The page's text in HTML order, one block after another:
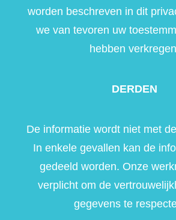
worden beschreven in dit
we van tevoren uw
hebben
DERDEN
De informatie wordt niet met
In enkele gevallen kan de
gedeeld worden. Onze
verplicht om de
gegevens te